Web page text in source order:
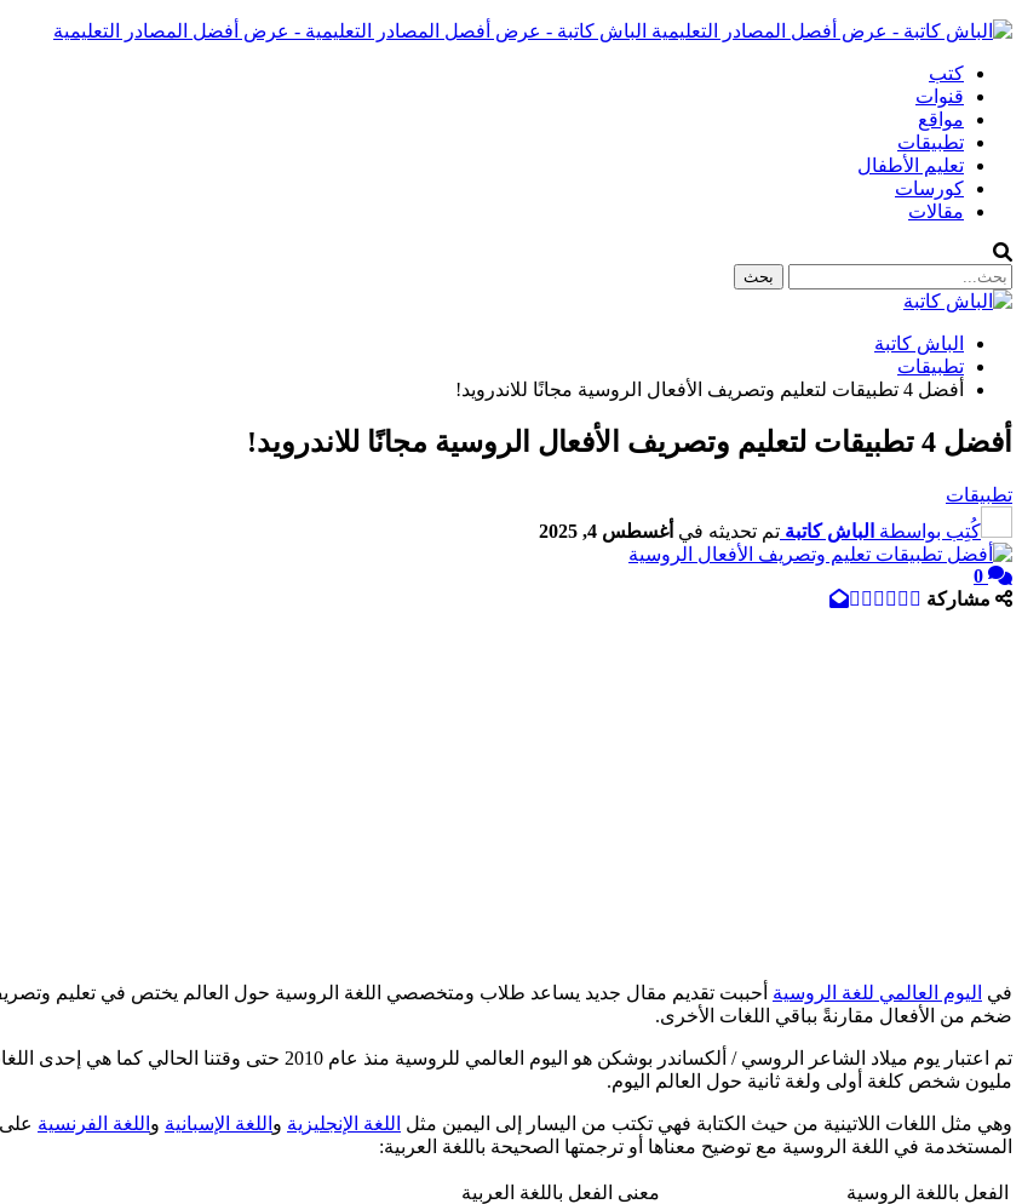
الباش كاتبة - عرض أفصل المصادر التعليمية - عرض أفضل المصادر التعليمية
كتب
قنوات
مواقع
تطبيقات
تعليم الأطفال
كورسات
مقالات
الباش كاتبة
تطبيقات
أفضل 4 تطبيقات لتعليم وتصريف الأفعال الروسية مجانًا للاندرويد!
أفضل 4 تطبيقات لتعليم وتصريف الأفعال الروسية مجانًا للاندرويد!
تطبيقات
كُتِب بواسطة الباش كاتبة تم تحديثه في أغسطس 4, 2025
0
مشاركة
في اليوم العالمي للغة الروسية أحببت تقديم مقال جديد يساعد طلاب ومتخصصي اللغة الروسية حول العالم يختص في تعليم وتصريف
ضخم من الأفعال مقارنةً بباقي اللغات الأخرى.
تم اعتبار يوم ميلاد الشاعر الروسي / ألكساندر بوشكن هو اليوم العالمي للروسية منذ عام 2010 حتى وقتنا الحالي كما هي إحدى اللغات الستة الموجودة والمعتمدة من قبل
مليون شخص كلغة أولى ولغة ثانية حول العالم اليوم.
وهي مثل اللغات اللاتينية من حيث الكتابة فهي تكتب من اليسار إلى اليمين مثل اللغة الإنجليزية و اللغة الإسبانية و اللغة الفرنسية
المستخدمة في اللغة الروسية مع توضيح معناها أو ترجمتها الصحيحة باللغة العربية:
الفعل باللغة الروسية
معنى الفعل باللغة العربية